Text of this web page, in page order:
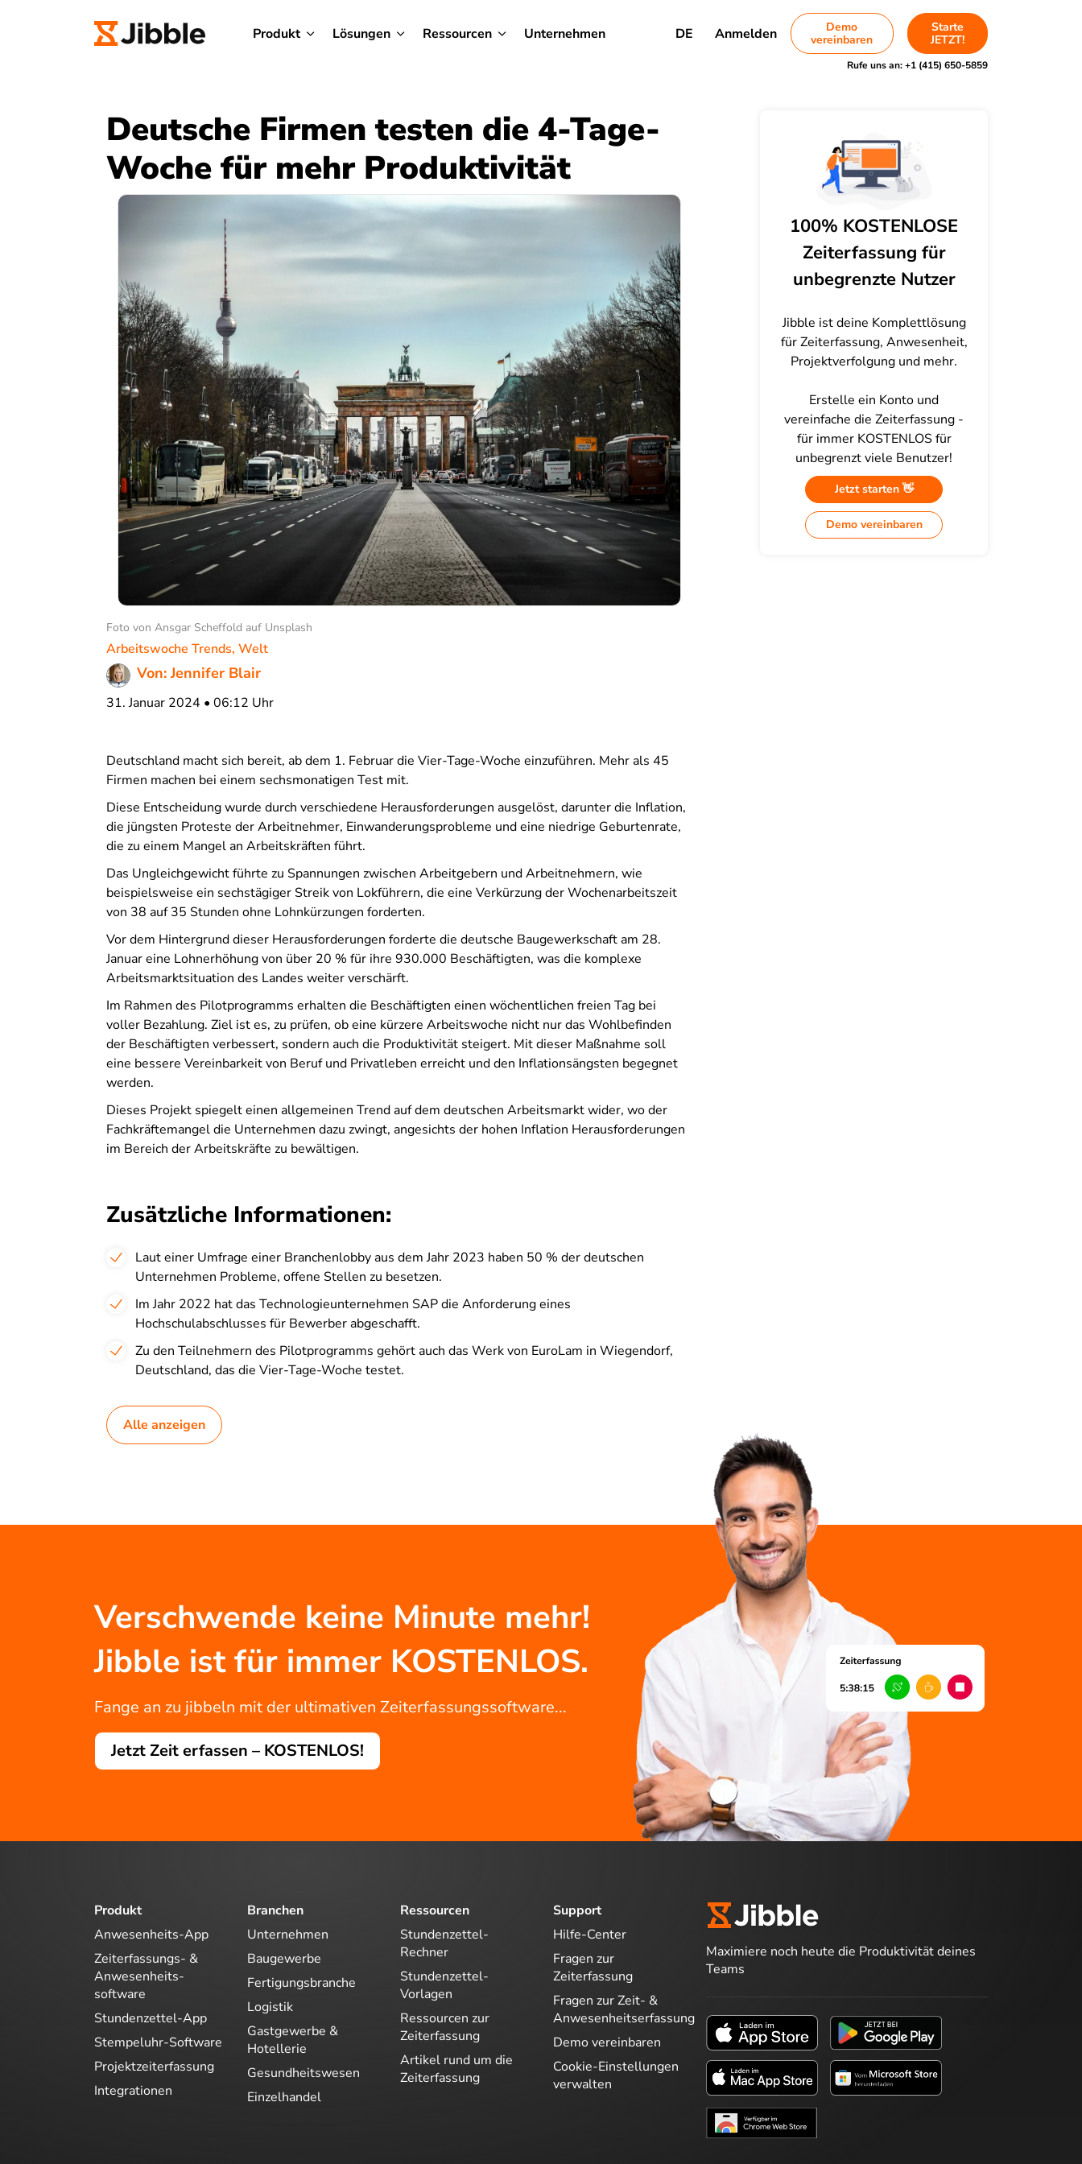
Produkt Lösungen Ressourcen Unternehmen DE Anmelden
Demo
vereinbaren
Starte
JETZT!
Rufe uns an:+1 (415) 650-5859
Deutsche Firmen testen die 4-Tage-
Woche für mehr Produktivität
Foto von Ansgar Scheffold auf Unsplash
Arbeitswoche Trends, Welt
Von: Jennifer Blair
31. Januar 2024 • 06:12 Uhr
Deutschland macht sich bereit, ab dem 1. Februar die Vier-Tage-Woche einzuführen. Mehr als 45
Firmen machen bei einem sechsmonatigen Test mit.
Diese Entscheidung wurde durch verschiedene Herausforderungen ausgelöst, darunter die Inflation,
die jüngsten Proteste der Arbeitnehmer, Einwanderungsprobleme und eine niedrige Geburtenrate,
die zu einem Mangel an Arbeitskräften führt.
Das Ungleichgewicht führte zu Spannungen zwischen Arbeitgebern und Arbeitnehmern, wie
beispielsweise ein sechstägiger Streik von Lokführern, die eine Verkürzung der Wochenarbeitszeit
von 38 auf 35 Stunden ohne Lohnkürzungen forderten.
Vor dem Hintergrund dieser Herausforderungen forderte die deutsche Baugewerkschaft am 28.
Januar eine Lohnerhöhung von über 20 % für ihre 930.000 Beschäftigten, was die komplexe
Arbeitsmarktsituation des Landes weiter verschärft.
Im Rahmen des Pilotprogramms erhalten die Beschäftigten einen wöchentlichen freien Tag bei
voller Bezahlung. Ziel ist es, zu prüfen, ob eine kürzere Arbeitswoche nicht nur das Wohlbefinden
der Beschäftigten verbessert, sondern auch die Produktivität steigert. Mit dieser Maßnahme soll
eine bessere Vereinbarkeit von Beruf und Privatleben erreicht und den Inflationsängsten begegnet
werden.
Dieses Projekt spiegelt einen allgemeinen Trend auf dem deutschen Arbeitsmarkt wider, wo der
Fachkräftemangel die Unternehmen dazu zwingt, angesichts der hohen Inflation Herausforderungen
im Bereich der Arbeitskräfte zu bewältigen.
Zusätzliche Informationen:
Laut einer Umfrage einer Branchenlobby aus dem Jahr 2023 haben 50 % der deutschen
Unternehmen Probleme, offene Stellen zu besetzen.
Im Jahr 2022 hat das Technologieunternehmen SAP die Anforderung eines
Hochschulabschlusses für Bewerber abgeschafft.
Zu den Teilnehmern des Pilotprogramms gehört auch das Werk von EuroLam in Wiegendorf,
Deutschland, das die Vier-Tage-Woche testet.
Alle anzeigen
100% KOSTENLOSE
Zeiterfassung für
unbegrenzte Nutzer
Jibble ist deine Komplettlösung
für Zeiterfassung, Anwesenheit,
Projektverfolgung und mehr.
Erstelle ein Konto und
vereinfache die Zeiterfassung -
für immer KOSTENLOS für
unbegrenzt viele Benutzer!
Jetzt starten 👋
Demo vereinbaren
Verschwende keine Minute mehr!
Jibble ist für immer KOSTENLOS.
Fange an zu jibbeln mit der ultimativen Zeiterfassungssoftware...
Jetzt Zeit erfassen – KOSTENLOS!
Produkt
Anwesenheits-App
Zeiterfassungs- &
Anwesenheits-
software
Stundenzettel-App
Stempeluhr-Software
Projektzeiterfassung
Integrationen
Branchen
Unternehmen
Baugewerbe
Fertigungsbranche
Logistik
Gastgewerbe &
Hotellerie
Gesundheitswesen
Einzelhandel
Ressourcen
Stundenzettel-
Rechner
Stundenzettel-
Vorlagen
Ressourcen zur
Zeiterfassung
Artikel rund um die
Zeiterfassung
Support
Hilfe-Center
Fragen zur
Zeiterfassung
Fragen zur Zeit- &
Anwesenheitserfassung
Demo vereinbaren
Cookie-Einstellungen
verwalten
Maximiere noch heute die Produktivität deines
Teams